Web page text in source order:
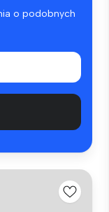
o podobnych